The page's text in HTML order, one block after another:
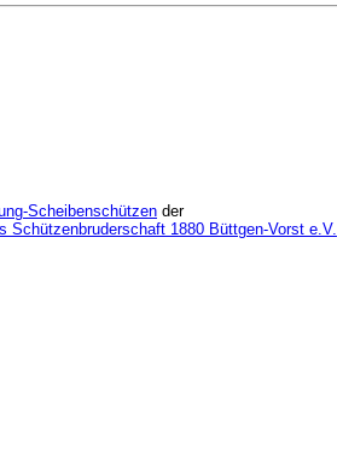
Scheibenschützen der
Schützenbruderschaft 1880 Büttgen-Vorst e.V.